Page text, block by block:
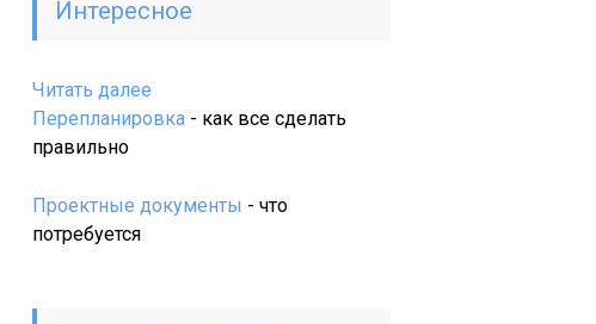
Интересное
Читать далее
Применение
в
Перепланировка - как все сделать
правильно
Проектные документы - что
потребуется